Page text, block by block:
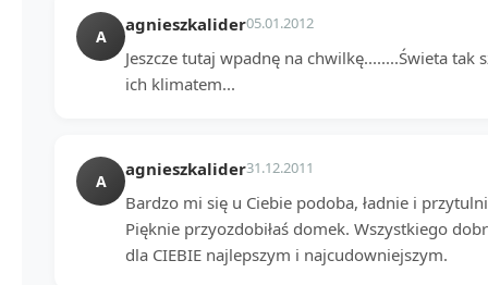
A
agnieszkalider05.01.2012
Jeszcze tutaj wpadnę na chwilkę........Świeta tak
ich klimatem...
A
agnieszkalider31.12.2011
Bardzo mi się u Ciebie podoba, ładnie i
Pięknie przyozdobiłaś domek. Wszystkiego
dla CIEBIE najlepszym i najcudowniejszym.